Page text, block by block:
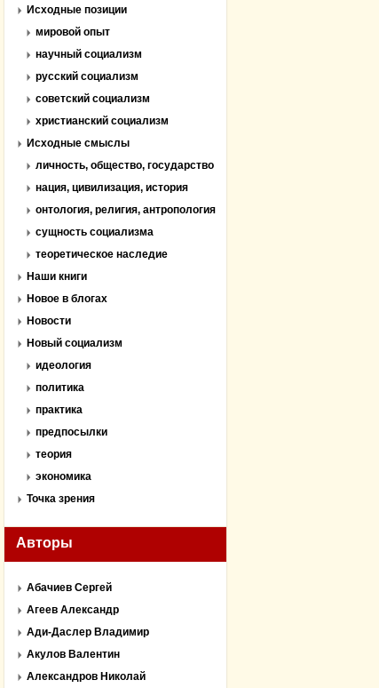
Исходные позиции
мировой опыт
научный социализм
русский социализм
советский социализм
христианский социализм
Исходные смыслы
личность, общество, государство
нация, цивилизация, история
онтология, религия, антропология
сущность социализма
теоретическое наследие
Наши книги
Новое в блогах
Новости
Новый социализм
идеология
политика
практика
предпосылки
теория
экономика
Точка зрения
Авторы
Абачиев Сергей
Агеев Александр
Ади-Даслер Владимир
Акулов Валентин
Александров Николай